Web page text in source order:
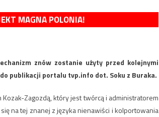
MAGNA POLONIA!
znów zostanie użyty przed kolejnymi
publikacji portalu tvp.info dot. Soku z Buraka.
Zagozdą, który jest twórcą i administratorem
na tej znanej z języka nienawiści i kolportowania